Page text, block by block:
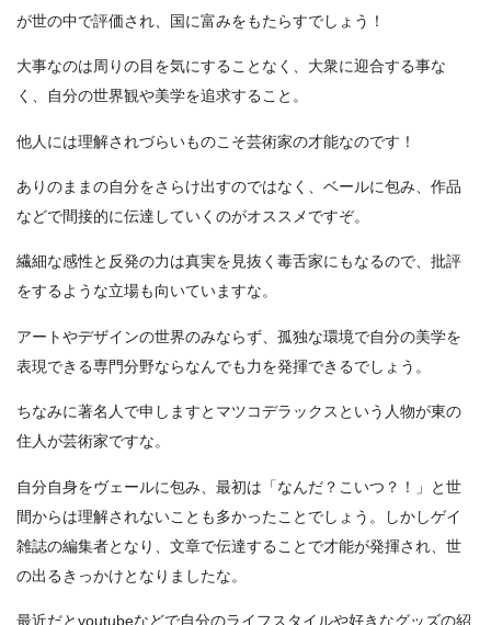
が世の中で評価され、国に富みをもたらすでしょう！
大事なのは周りの目を気にすることなく、大衆に迎合する事な
く、自分の世界観や美学を追求すること。
他人には理解されづらいものこそ芸術家の才能なのです！
ありのままの自分をさらけ出すのではなく、ベールに包み、作品
などで間接的に伝達していくのがオススメですぞ。
繊細な感性と反発の力は真実を見抜く毒舌家にもなるので、批評
をするような立場も向いていますな。
アートやデザインの世界のみならず、孤独な環境で自分の美学を
表現できる専門分野ならなんでも力を発揮できるでしょう。
ちなみに著名人で申しますとマツコデラックスという人物が東の
住人が芸術家ですな。
自分自身をヴェールに包み、最初は「なんだ？こいつ？！」と世
間からは理解されないことも多かったことでしょう。しかしゲイ
雑誌の編集者となり、文章で伝達することで才能が発揮され、世
の出るきっかけとなりましたな。
最近だとyoutubeなどで自分のライフスタイルや好きなグッズの紹